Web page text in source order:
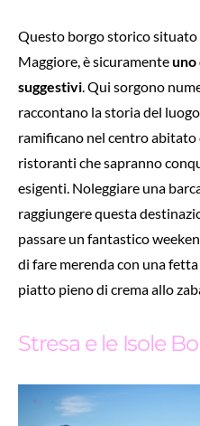
Questo borgo storico situato
Maggiore, è sicuramenteuno
suggestivi. Qui sorgono
raccontano la storia del
ramificano nel centro
ristoranti che sapranno
esigenti. Noleggiare una
raggiungere questa
passare un fantastico
di fare merenda con una
piatto pieno di crema allo
Stresa e le Isole